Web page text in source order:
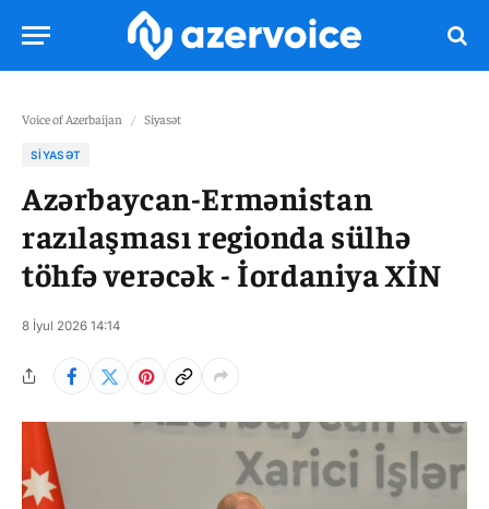
Voice of Azerbaijan / Siyasət
SIYASƏT
Azərbaycan-Ermənistan
razılaşması regionda sülhə
töhfə verəcək - İordaniya XİN
8 İyul 2026 14:14